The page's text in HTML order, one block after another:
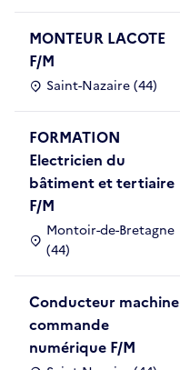
MONTEUR LACOTE
F/M
Saint-Nazaire (44)
FORMATION
Electricien du
bâtiment et tertiaire
F/M
Montoir-de-Bretagne
(44)
Conducteur machine
commande
numérique F/M